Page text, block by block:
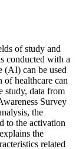
of study and
conducted with a
(AI) can be used
healthcare can
study, data from
Survey
the
to the activation
the
related